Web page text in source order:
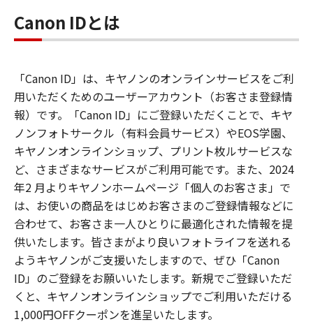
Canon IDとは
「Canon ID」は、キヤノンのオンラインサービスをご利
用いただくためのユーザーアカウント（お客さま登録情
報）です。「Canon ID」にご登録いただくことで、キヤ
ノンフォトサークル（有料会員サービス）やEOS学園、
キヤノンオンラインショップ、プリント枚ルサービスな
ど、さまざまなサービスがご利用可能です。また、2024
年2 月よりキヤノンホームページ「個人のお客さま」で
は、お使いの商品をはじめお客さまのご登録情報などに
合わせて、お客さま一人ひとりに最適化された情報を提
供いたします。皆さまがより良いフォトライフを送れる
ようキヤノンがご支援いたしますので、ぜひ「Canon
ID」のご登録をお願いいたします。新規でご登録いただ
くと、キヤノンオンラインショップでご利用いただける
1,000円OFFクーポンを進呈いたします。